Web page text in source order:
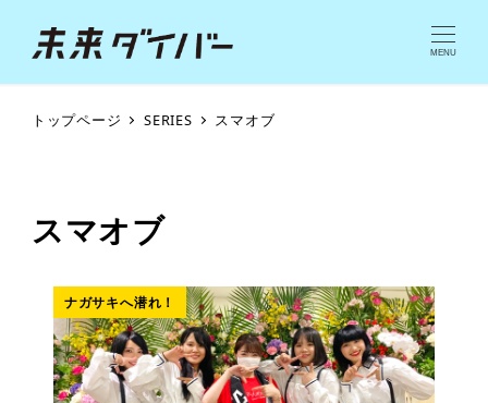
MENU
トップページ SERIES スマオブ
スマオブ
ナガサキへ潜れ！